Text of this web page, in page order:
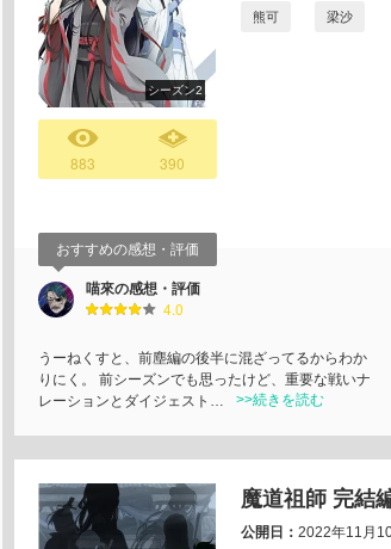
シーズン2
883 390
熊可 梁沙
おすすめの感想・評価
喵來の感想・評価
4.0
うーねくすと、前塵編の後半に混ざってるからわか
りにく。 前シーズンでも思ったけど、重要な戦いナ
レーションとダイジェスト…
>>続きを読む
魔道祖師 完結
公開日： 2022年11月